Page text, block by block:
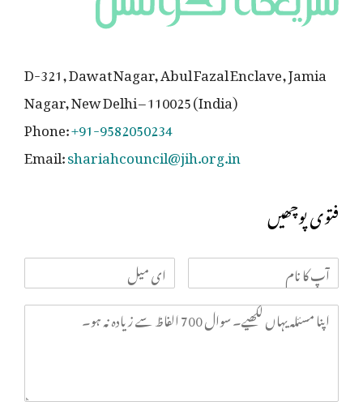
D-321, Dawat Nagar, Abul Fazal Enclave, Jamia
Nagar, New Delhi – 110025 (India)
Phone:+91-9582050234
Email:shariahcouncil@jih.org.in
فتوی پوچھیں